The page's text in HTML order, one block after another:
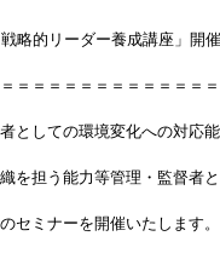
略的リーダー養成講座」開催
＝＝＝＝＝＝＝＝＝＝＝＝
としての環境変化への対応
を担う能力等管理・監督者
セミナーを開催いたします。